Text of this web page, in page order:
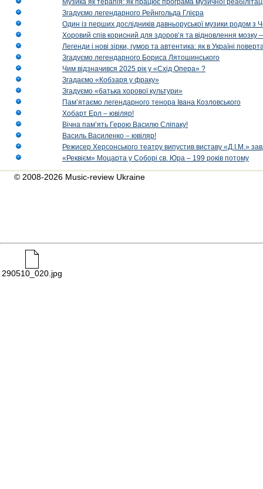
Музика як терапія: як працює програма музичної
Згадуємо легендарного Рейнгольда Глієра
Один із перших дослідників давньоруської музики родом з
Хоровий спів корисний для здоров’я та відновлення мозку
Легенди і нові зірки, гумор та автентика: як в Україні
Згадуємо легендарного Бориса Лятошинського
Чим відзначився 2025 рік у «Схід Опера» ?
Згадаємо «Кобзаря у фраку»
Згадуємо «батька хорової культури»
Пам’ятаємо легендарного тенора Івана Козловського
Хобарт Ерл – ювіляр!
Вічна пам’ять Герою Василю Сліпаку!
Василь Василенко – ювіляр!
Режисер Херсонського театру випустив виставу «Д.І.М.»
«Реквієм» Моцарта у Соборі св. Юра – 199 років потому
© 2008-2026 Music-review Ukraine
290510_020.jpg